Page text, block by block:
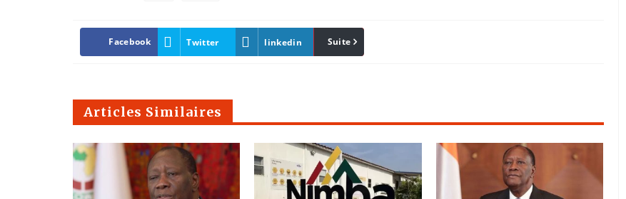
Facebook Twitter linkedin Pinterest
Suite
Articles Similaires